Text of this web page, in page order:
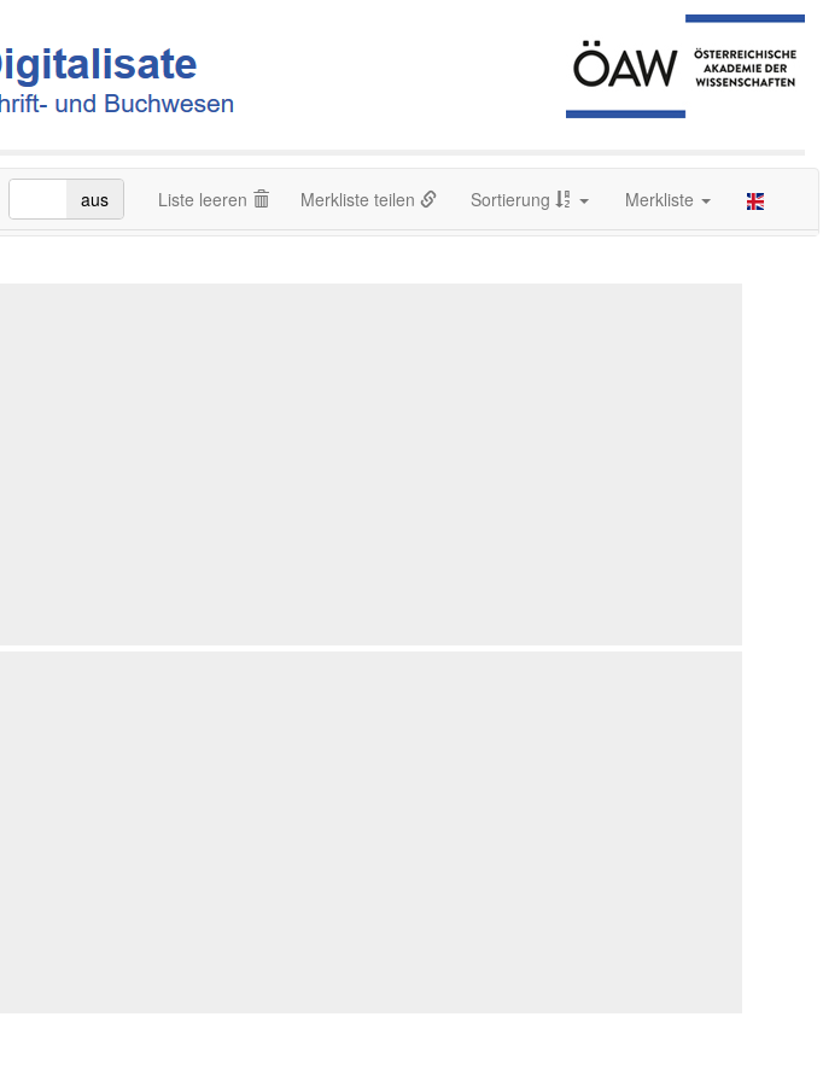
aus Liste leeren Merkliste teilen Sortierung Merkliste